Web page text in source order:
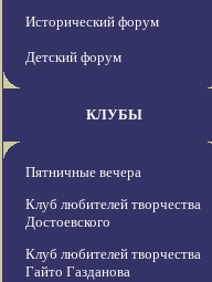
Исторический форум
Детский форум
КЛУБЫ
Пятничные вечера
Клуб любителей творчества
Достоевского
Клуб любителей творчества
Гайто Газданова